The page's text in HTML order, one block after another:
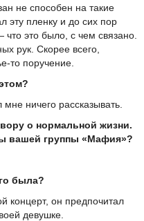
не способен на такие
эту пленку и до сих пор
это было, с чем связано.
рук. Скорее всего,
то поручение.
ничего рассказывать.
о нормальной жизни.
вашей группы «Мафия»?
была?
концерт, он предпочитал
девушке.